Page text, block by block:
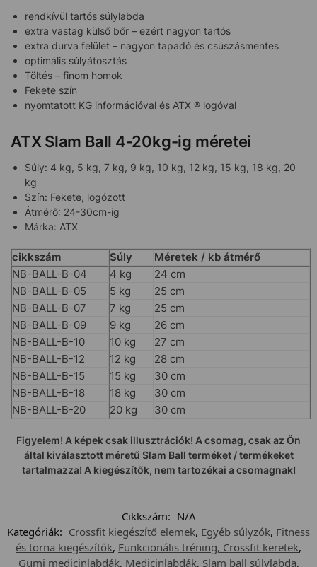
rendkívül tartós súlylabda
extra vastag külső bőr – ezért nagyon tartós
extra durva felület – nagyon tapadó és csúszásmentes
optimális súlyátosztás
Töltés – finom homok
Fekete szín
nyomtatott KG információval és ATX ® logóval
ATX Slam Ball 4-20kg-ig méretei
Súly: 4 kg, 5 kg, 7 kg, 9 kg, 10 kg, 12 kg, 15 kg, 18 kg, 20
kg
Szín: Fekete, logózott
Átmérő: 24-30cm-ig
Márka: ATX
cikkszám Súly
Méretek / kb átmérő
NB-BALL-B-04
4 kg
24 cm
NB-BALL-B-05
5 kg
25 cm
NB-BALL-B-07
7 kg
25 cm
NB-BALL-B-09
9 kg
26 cm
NB-BALL-B-10
10 kg
27 cm
NB-BALL-B-12
12 kg
28 cm
NB-BALL-B-15
15 kg
30 cm
NB-BALL-B-18
18 kg
30 cm
NB-BALL-B-20
20 kg 30 cm
Figyelem! A képek csak illusztrációk! A csomag, csak az Ön
által kiválasztott méretű Slam Ball terméket / termékeket
tartalmazza! A kiegészítők, nem tartozékai a csomagnak!
Cikkszám: N/A
Kategóriák: Crossfit kiegészítő elemek, Egyéb súlyzók, Fitness
és torna kiegészítők, Funkcionális tréning, Crossfit keretek,
Gumi medicinlabdák, Medicinlabdák, Slam ball súlylabda,